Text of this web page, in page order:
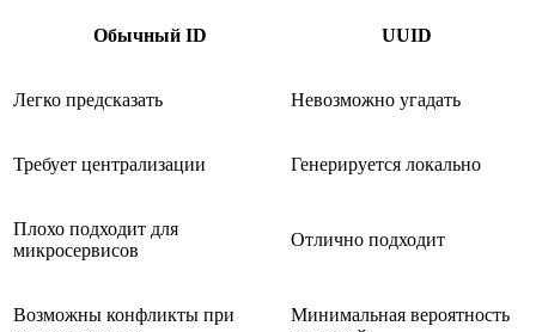
Обычный ID UUID
Легко предсказать Невозможно угадать
Требует централизации Генерируется локально
Плохо подходит для
микросервисов
Отлично подходит
Возможны конфликты при
Минимальная вероятность